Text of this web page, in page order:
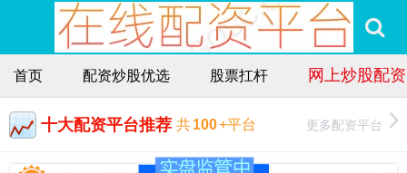
首页 配资炒股优选 股票扛杆 网上炒股配资
十大配资平台推荐 共100+平台 更多配资平台